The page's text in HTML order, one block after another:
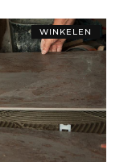
WINKELEN